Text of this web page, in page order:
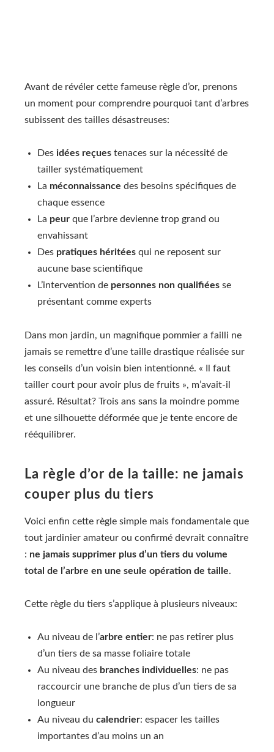
Avant de révéler cette fameuse règle d’or, prenons
un moment pour comprendre pourquoi tant d’arbres
subissent des tailles désastreuses:
Des idées reçues tenaces sur la nécessité de
tailler systématiquement
La méconnaissance des besoins spécifiques de
chaque essence
La peur que l’arbre devienne trop grand ou
envahissant
Des pratiques héritées qui ne reposent sur
aucune base scientifique
L’intervention de personnes non qualifiées se
présentant comme experts
Dans mon jardin, un magnifique pommier a failli ne
jamais se remettre d’une taille drastique réalisée sur
les conseils d’un voisin bien intentionné. « Il faut
tailler court pour avoir plus de fruits », m’avait-il
assuré. Résultat? Trois ans sans la moindre pomme
et une silhouette déformée que je tente encore de
rééquilibrer.
La règle d’or de la taille: ne jamais
couper plus du tiers
Voici enfin cette règle simple mais fondamentale que
tout jardinier amateur ou confirmé devrait connaître
: ne jamais supprimer plus d’un tiers du volume
total de l’arbre en une seule opération de taille.
Cette règle du tiers s’applique à plusieurs niveaux:
Au niveau de l’arbre entier: ne pas retirer plus
d’un tiers de sa masse foliaire totale
Au niveau des branches individuelles: ne pas
raccourcir une branche de plus d’un tiers de sa
longueur
Au niveau du calendrier: espacer les tailles
importantes d’au moins un an